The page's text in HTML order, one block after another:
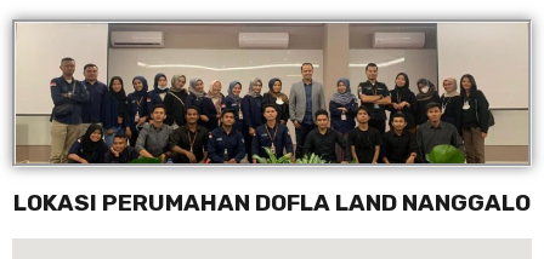
LOKASI PERUMAHAN DOFLA LAND NANGGALO